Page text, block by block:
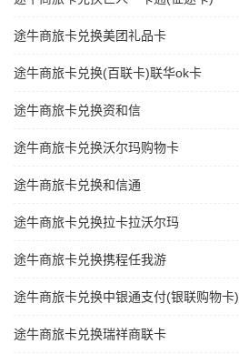
途牛商旅卡兑换美团礼品卡
途牛商旅卡兑换(百联卡)联华ok卡
途牛商旅卡兑换资和信
途牛商旅卡兑换沃尔玛购物卡
途牛商旅卡兑换和信通
途牛商旅卡兑换拉卡拉沃尔玛
途牛商旅卡兑换携程任我游
途牛商旅卡兑换中银通支付(银联购物卡)
途牛商旅卡兑换瑞祥商联卡